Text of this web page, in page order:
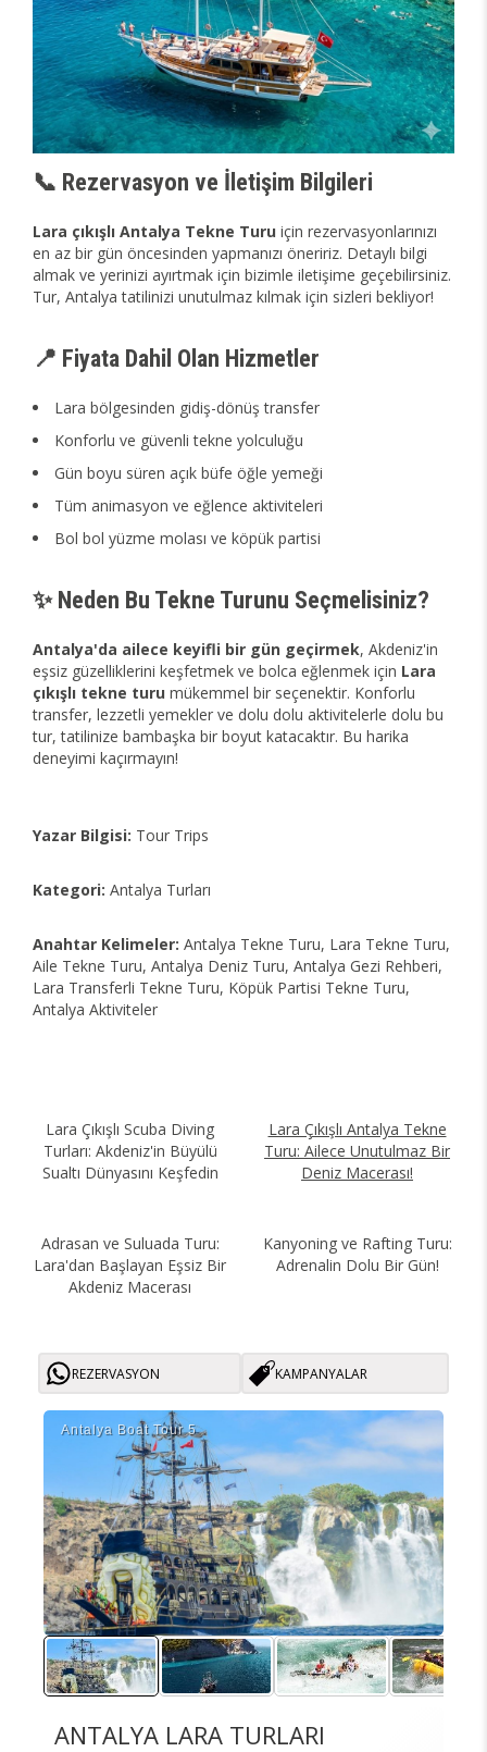
📞 Rezervasyon ve İletişim Bilgileri
Lara çıkışlı Antalya Tekne Turu için rezervasyonlarınızı
en az bir gün öncesinden yapmanızı öneririz. Detaylı bilgi
almak ve yerinizi ayırtmak için bizimle iletişime geçebilirsiniz.
Tur, Antalya tatilinizi unutulmaz kılmak için sizleri bekliyor!
📍 Fiyata Dahil Olan Hizmetler
Lara bölgesinden gidiş-dönüş transfer
Konforlu ve güvenli tekne yolculuğu
Gün boyu süren açık büfe öğle yemeği
Tüm animasyon ve eğlence aktiviteleri
Bol bol yüzme molası ve köpük partisi
✨ Neden Bu Tekne Turunu Seçmelisiniz?
Antalya'da ailece keyifli bir gün geçirmek, Akdeniz'in
eşsiz güzelliklerini keşfetmek ve bolca eğlenmek için Lara
çıkışlı tekne turu mükemmel bir seçenektir. Konforlu
transfer, lezzetli yemekler ve dolu dolu aktivitelerle dolu bu
tur, tatilinize bambaşka bir boyut katacaktır. Bu harika
deneyimi kaçırmayın!
Yazar Bilgisi: Tour Trips
Kategori: Antalya Turları
Anahtar Kelimeler: Antalya Tekne Turu, Lara Tekne Turu,
Aile Tekne Turu, Antalya Deniz Turu, Antalya Gezi Rehberi,
Lara Transferli Tekne Turu, Köpük Partisi Tekne Turu,
Antalya Aktiviteler
Lara Çıkışlı Scuba Diving
Turları: Akdeniz'in Büyülü
Sualtı Dünyasını Keşfedin
Lara Çıkışlı Antalya Tekne
Turu: Ailece Unutulmaz Bir
Deniz Macerası!
Adrasan ve Suluada Turu:
Lara'dan Başlayan Eşsiz Bir
Akdeniz Macerası
Kanyoning ve Rafting Turu:
Adrenalin Dolu Bir Gün!
REZERVASYON KAMPANYALAR
Antalya Boat Tour 5
ANTALYA LARA TURLARI